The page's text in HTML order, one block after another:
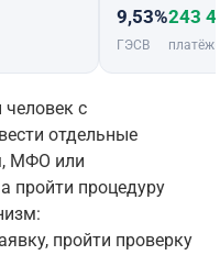
9,53%
ГЭСВ
243
платёж
с
отдельные
МФО или
пройти процедуру
пройти проверку